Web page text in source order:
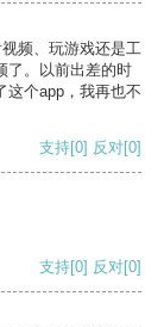
频、玩游戏还是工
了。以前出差的时
这个app，我再也不
支持[0] 反对[0]
支持[0] 反对[0]